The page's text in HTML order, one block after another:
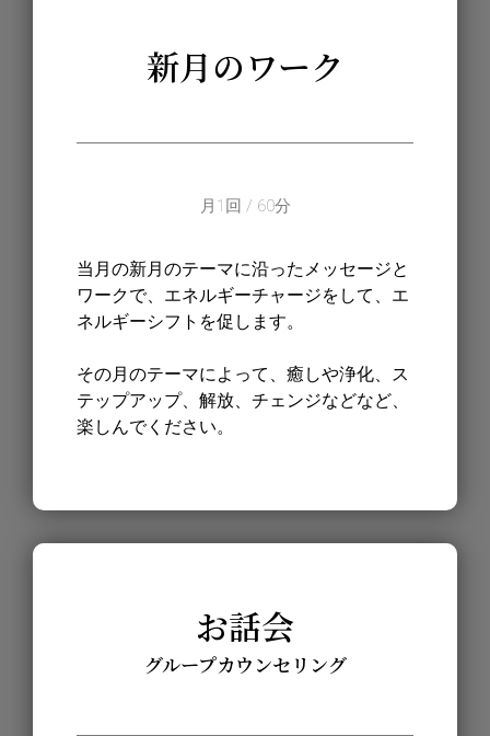
新月のワーク
月1回 / 60分
当月の新月のテーマに沿ったメッセージと
ワークで、エネルギーチャージをして、エ
ネルギーシフトを促します。
その月のテーマによって、癒しや浄化、ス
テップアップ、解放、チェンジなどなど、
楽しんでください。
お話会
グループカウンセリング